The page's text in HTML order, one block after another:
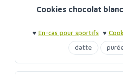
Cookies chocolat
♥ En-cas pour sportifs ♥
datte